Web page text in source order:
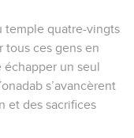
temple quatre-vingts
tous ces gens en
échapper un seul
s’avancèrent
et des sacrifices